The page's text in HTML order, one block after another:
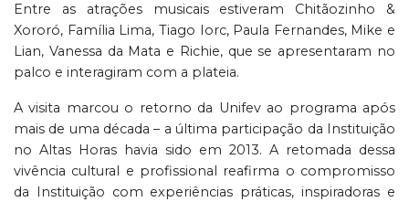
Entre as atrações musicais estiveram Chitãozinho &
Xororó, Família Lima, Tiago Iorc, Paula Fernandes, Mike e
Lian, Vanessa da Mata e Richie, que se apresentaram no
palco e interagiram com a plateia.
A visita marcou o retorno da Unifev ao programa após
mais de uma década – a última participação da Instituição
no Altas Horas havia sido em 2013. A retomada dessa
vivência cultural e profissional reafirma o compromisso
da Instituição com experiências práticas, inspiradoras e